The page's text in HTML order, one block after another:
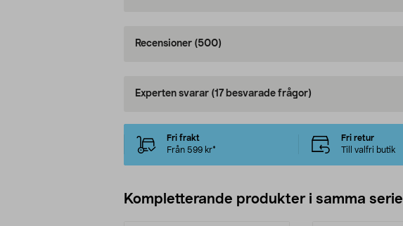
Recensioner (500)
Experten svarar (17 besvarade frågor)
Fri frakt
Från 599 kr*
Fri retur
Till valfri butik
Kompletterande produkter i samma serie